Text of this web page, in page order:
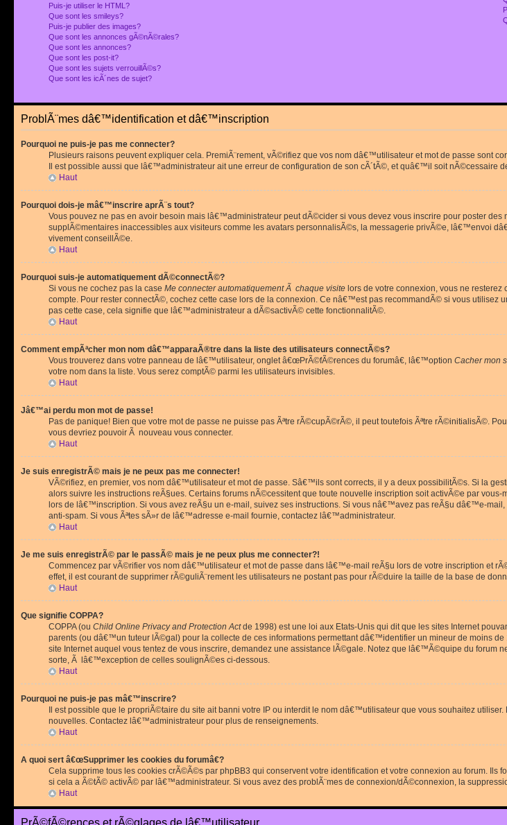
Puis-je utiliser le HTML?
Que sont les smileys?
Puis-je publier des images?
Que sont les annonces gÃ©nÃ©rales?
Que sont les annonces?
Que sont les post-it?
Que sont les sujets verrouillÃ©s?
Que sont les icÃ´nes de sujet?
ProblÃ¨mes dâ€™identification et dâ€™inscription
Pourquoi ne puis-je pas me connecter?
Plusieurs raisons peuvent expliquer cela. PremiÃ¨rement, vÃ©rifiez que vos nom dâ€™utilisateur et mot de passe
Il est possible aussi que lâ€™administrateur ait une erreur de configuration de son cÃ´tÃ©, et quâ€™il soit nÃ©cessaire
Haut
Pourquoi dois-je mâ€™inscrire aprÃ¨s tout?
Vous pouvez ne pas en avoir besoin mais lâ€™administrateur peut dÃ©cider si vous devez vous inscrire pour poster
supplÃ©mentaires inaccessibles aux visiteurs comme les avatars personnalisÃ©s, la messagerie privÃ©e, lâ€™envoi
vivement conseillÃ©e.
Haut
Pourquoi suis-je automatiquement dÃ©connectÃ©?
Si vous ne cochez pas la case Me connecter automatiquement Ã chaque visite lors de votre connexion, vous ne
compte. Pour rester connectÃ©, cochez cette case lors de la connexion. Ce nâ€™est pas recommandÃ© si vous
pas cette case, cela signifie que lâ€™administrateur a dÃ©sactivÃ© cette fonctionnalitÃ©.
Haut
Comment empÃªcher mon nom dâ€™apparaÃ®tre dans la liste des utilisateurs connectÃ©s?
Vous trouverez dans votre panneau de lâ€™utilisateur, onglet â€œPrÃ©fÃ©rences du forumâ€, lâ€™option Cacher mon
votre nom dans la liste. Vous serez comptÃ© parmi les utilisateurs invisibles.
Haut
Jâ€™ai perdu mon mot de passe!
Pas de panique! Bien que votre mot de passe ne puisse pas Ãªtre rÃ©cupÃ©rÃ©, il peut toutefois Ãªtre rÃ©initialisÃ©.
vous devriez pouvoir Ã nouveau vous connecter.
Haut
Je suis enregistrÃ© mais je ne peux pas me connecter!
VÃ©rifiez, en premier, vos nom dâ€™utilisateur et mot de passe. Sâ€™ils sont corrects, il y a deux possibilitÃ©s. Si la
alors suivre les instructions reÃ§ues. Certains forums nÃ©cessitent que toute nouvelle inscription soit activÃ©e par
lors de lâ€™inscription. Si vous avez reÃ§u un e-mail, suivez ses instructions. Si vous nâ€™avez pas reÃ§u dâ€™e-
anti-spam. Si vous Ãªtes sÃ»r de lâ€™adresse e-mail fournie, contactez lâ€™administrateur.
Haut
Je me suis enregistrÃ© par le passÃ© mais je ne peux plus me connecter?!
Commencez par vÃ©rifier vos nom dâ€™utilisateur et mot de passe dans lâ€™e-mail reÃ§u lors de votre inscription et
effet, il est courant de supprimer rÃ©guliÃ¨rement les utilisateurs ne postant pas pour rÃ©duire la taille de la base de
Haut
Que signifie COPPA?
COPPA (ou Child Online Privacy and Protection Actde 1998) est une loi aux Etats-Unis qui dit que les sites Internet
parents (ou dâ€™un tuteur lÃ©gal) pour la collecte de ces informations permettant dâ€™identifier un mineur de moins
site Internet auquel vous tentez de vous inscrire, demandez une assistance lÃ©gale. Notez que lâ€™Ã©quipe du forum
sorte, Ã lâ€™exception de celles soulignÃ©es ci-dessous.
Haut
Pourquoi ne puis-je pas mâ€™inscrire?
Il est possible que le propriÃ©taire du site ait banni votre IP ou interdit le nom dâ€™utilisateur que vous souhaitez
nouvelles. Contactez lâ€™administrateur pour plus de renseignements.
Haut
A quoi sert â€œSupprimer les cookies du forumâ€?
Cela supprime tous les cookies crÃ©Ã©s par phpBB3 qui conservent votre identification et votre connexion au forum.
si cela a Ã©tÃ© activÃ© par lâ€™administrateur. Si vous avez des problÃ¨mes de connexion/dÃ©connexion, la
Haut